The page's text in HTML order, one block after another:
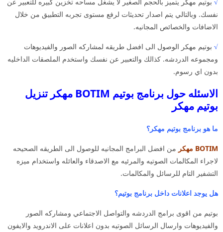
نفسك. وبالتالي يتم اصدار تحديثات لرفع مستوى تجربه التطبيق من خلال
الاضافات والخصائص المجانيه.
√ بوتيم مهكر الوصول الى افضل طريقه لمشاركه الصور والفيديوهات
ومجموعه الدردشه. كذالك والتعبير عن نفسك واستخدم الملصقات الداخليه
بدون اي رسوم.
الاسئله حول برنامج بوتيم BOTIM مهكر تنزيل
بوتيم مهكر
ما هو برنامج بوتيم مهكر؟
BOTIM مهكر
من افضل البرامج المجانيه للوصول الى الطريقه الصحيحه
لاجراء المكالمات الصوتيه والمرئيه مع الاصدقاء والعائله واستخدام ميزه
التشفير التام للرسائل والمكالمات.
هل يوجد اعلانات داخل برنامج بوتيم؟
بوتيم من اقوى برامج الدردشه والتواصل الاجتماعي ومشاركه الصور
والفيديوهات وارسال الرسائل الصوتيه بدون اعلانات على الاندرويد والايفون